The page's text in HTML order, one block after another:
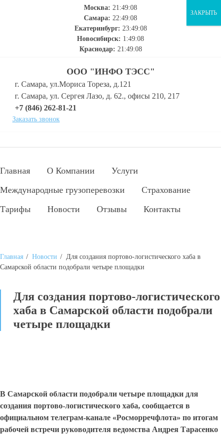
Москва: 21:49:09
Самара: 22:49:09
Екатеринбург: 23:49:09
Новосибирск: 1:49:09
Краснодар: 21:49:09
ООО "ИНФО ТЭСС"
г. Самара, ул.Мориса Тореза, д.121
г. Самара, ул. Сергея Лазо, д. 62., офисы 210, 217
+7 (846) 262-81-21
Заказать звонок
Главная О Компании
Услуги
Международные грузоперевозки
Страхование
Тарифы
Новости Отзывы Контакты
Главная / Новости / Для создания портово-логистического хаба в
Самарской области подобрали четыре площадки
Для создания портово-логистического
хаба в Самарской области подобрали
четыре площадки
В Самарской области подобрали четыре площадки для
создания портово-логистического хаба, сообщается в
официальном телеграм-канале «Росморречфлота» по итогам
рабочей встречи руководителя ведомства Андрея Тарасенко
ЗАКРЫТЬ